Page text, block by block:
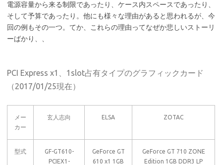
電源容量から来る制限であったり、ケース内スペースであったり、
そして予算であったり。他にも様々な理由があると思われるが、今
回の例もその一つ。てか、これらの理由ってなぜか悲しいストーリ
ーばかり、、
PCI Express x1、1slot占有タイプのグラフィックカード
（2017/01/25現在）
メー
カー
玄人志向 ELSA ZOTAC
型式
GF-GT610-
PCIEX1-
GeForce GT
610 x1 1GB
GeForce GT 710 ZONE
Edition 1GB DDR3 LP